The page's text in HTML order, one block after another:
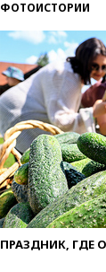
ФОТОИСТОРИИ
ПРАЗДНИК, ГДЕ